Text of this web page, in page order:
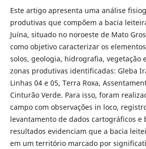
Este artigo apresenta uma análise
produtivas que compõem a bacia
Juína, situado no noroeste de Mato
como objetivo caracterizar os
solos, geologia, hidrografia, vegetação
zonas produtivas identificadas: Gleba
Linhas 04 e 05, Terra Roxa,
Cinturão Verde. Para isso, foram
campo com observações in loco,
levantamento de dados cartográficos e
resultados evidenciam que a bacia
em um território marcado por